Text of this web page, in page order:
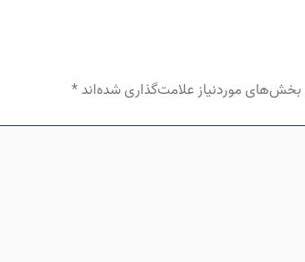
بخش‌های موردنیاز علامت‌گذاری شده‌اند*